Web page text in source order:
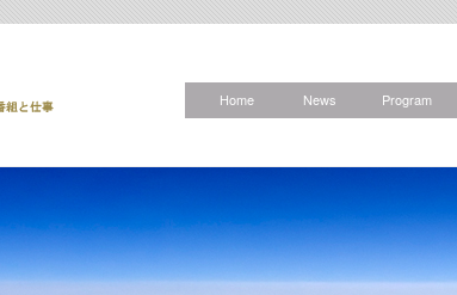
Home News Program